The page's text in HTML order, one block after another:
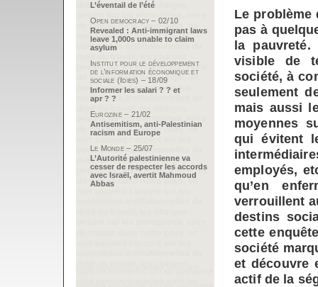
Le problème
pas à
la
visible de
société, à
seulement
mais aussi
moyennes
qui évitent
employés,
qu’en
verrouillent
destins
cette
société
et découvre
actif de la
L’éventail de l’été
Open democracy – 02/10
Revealed : Anti-immigrant laws
leave 1,000s unable to claim
asylum
Institut pour le développement
de l’information économique et
sociale (Idies) – 18/09
Informer les salari ? ? et
apr ? ?
Eurozine – 21/02
Antisemitism, anti-Palestinian
racism and Europe
Le Monde – 25/07
L’Autorité palestinienne va
cesser de respecter les accords
avec Israël, avertit Mahmoud
Abbas